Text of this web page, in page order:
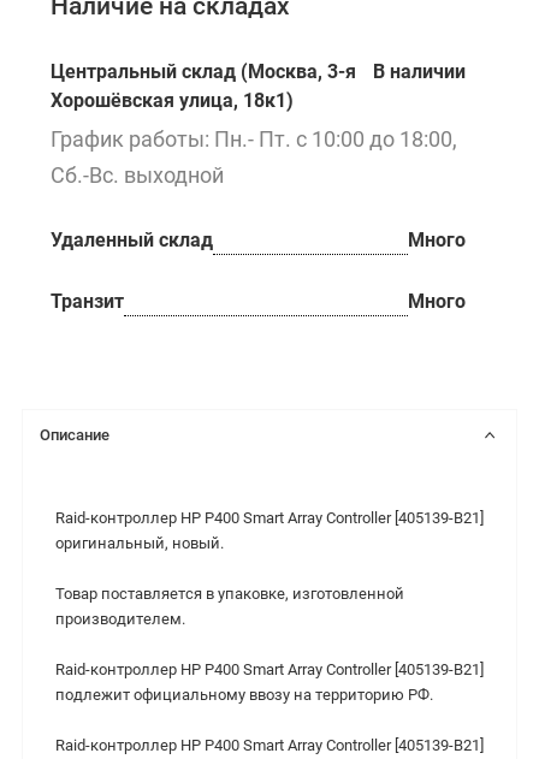
Наличие на складах
Центральный склад (Москва, 3-я
Хорошёвская улица, 18к1)
В наличии
График работы: Пн.- Пт. с 10:00 до 18:00,
Сб.-Вс. выходной
Удаленный склад Много
Транзит Много
Описание
Raid-контроллер HP P400 Smart Array Controller [405139-B21]
оригинальный, новый.
Товар поставляется в упаковке, изготовленной
производителем.
Raid-контроллер HP P400 Smart Array Controller [405139-B21]
подлежит официальному ввозу на территорию РФ.
Raid-контроллер HP P400 Smart Array Controller [405139-B21]